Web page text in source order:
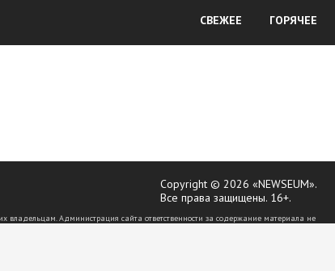
СВЕЖЕЕ ГОРЯЧЕЕ
Copyright © 2026 «NEWSEUM».
Все права защищены. 16+.
Администрация сайта ответственности за содержание материала не